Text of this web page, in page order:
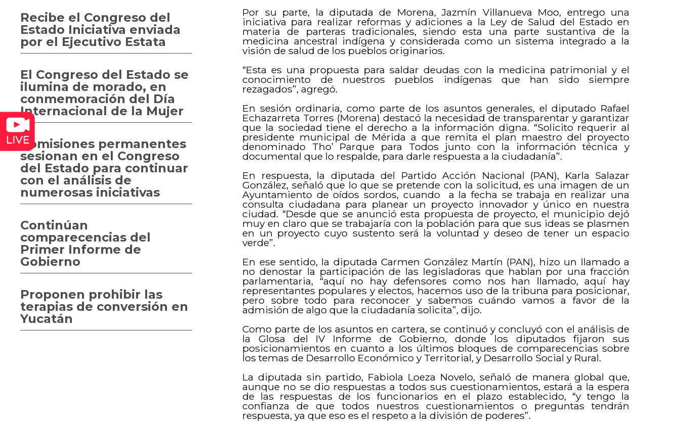
Por su parte, la diputada de Morena, Jazmín Villanueva Moo, entrego una
iniciativa para realizar reformas y adiciones a la Ley de Salud del Estado en
materia de parteras tradicionales, siendo esta una parte sustantiva de la
medicina ancestral indígena y considerada como un sistema integrado a la
visión de salud de los pueblos originarios.
“Esta es una propuesta para saldar deudas con la medicina patrimonial y el
conocimiento de nuestros pueblos indígenas que han sido siempre
rezagados”, agregó.
En sesión ordinaria, como parte de los asuntos generales, el diputado Rafael
Echazarreta Torres (Morena) destacó la necesidad de transparentar y garantizar
que la sociedad tiene el derecho a la información digna. “Solicito requerir al
presidente municipal de Mérida a que remita el plan maestro del proyecto
denominado Tho’ Parque para Todos junto con la información técnica y
documental que lo respalde, para darle respuesta a la ciudadanía”.
En respuesta, la diputada del Partido Acción Nacional (PAN), Karla Salazar
González, señaló que lo que se pretende con la solicitud, es una imagen de un
Ayuntamiento de oídos sordos, cuando a la fecha se trabaja en realizar una
consulta ciudadana para planear un proyecto innovador y único en nuestra
ciudad. “Desde que se anunció esta propuesta de proyecto, el municipio dejó
muy en claro que se trabajaría con la población para que sus ideas se plasmen
en un proyecto cuyo sustento será la voluntad y deseo de tener un espacio
verde”.
En ese sentido, la diputada Carmen González Martín (PAN), hizo un llamado a
no denostar la participación de las legisladoras que hablan por una fracción
parlamentaria, “aquí no hay defensores como nos han llamado, aquí hay
representantes populares y electos, hacemos uso de la tribuna para posicionar,
pero sobre todo para reconocer y sabemos cuándo vamos a favor de la
admisión de algo que la ciudadanía solicita”, dijo.
Como parte de los asuntos en cartera, se continuó y concluyó con el análisis de
la Glosa del IV Informe de Gobierno, donde los diputados fijaron sus
posicionamientos en cuanto a los últimos bloques de comparecencias sobre
los temas de Desarrollo Económico y Territorial, y Desarrollo Social y Rural.
La diputada sin partido, Fabiola Loeza Novelo, señaló de manera global que,
aunque no se dio respuestas a todos sus cuestionamientos, estará a la espera
de las respuestas de los funcionarios en el plazo establecido, “y tengo la
confianza de que todos nuestros cuestionamientos o preguntas tendrán
respuesta, ya que eso es el respeto a la división de poderes”.
Recibe el Congreso del
Estado Iniciativa enviada
por el Ejecutivo Estata
El Congreso del Estado se
ilumina de morado, en
conmemoración del Día
Internacional de la Mujer
Comisiones permanentes
sesionan en el Congreso
del Estado para continuar
con el análisis de
numerosas iniciativas
Continúan
comparecencias del
Primer Informe de
Gobierno
Proponen prohibir las
terapias de conversión en
Yucatán